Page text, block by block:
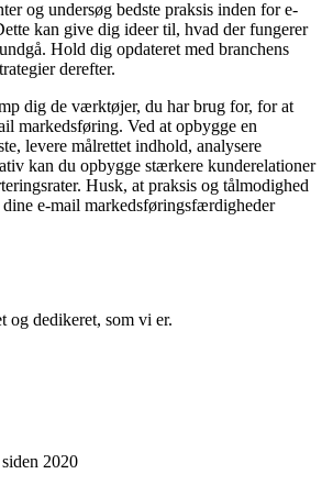
og undersøg bedste praksis inden for e-
kan give dig ideer til, hvad der fungerer
Hold dig opdateret med branchens
derefter.
dig de værktøjer, du har brug for, for at
markedsføring. Ved at opbygge en
levere målrettet indhold, analysere
kan du opbygge stærkere kunderelationer
Husk, at praksis og tålmodighed
e-mail markedsføringsfærdigheder
og dedikeret, som vi er.
2020